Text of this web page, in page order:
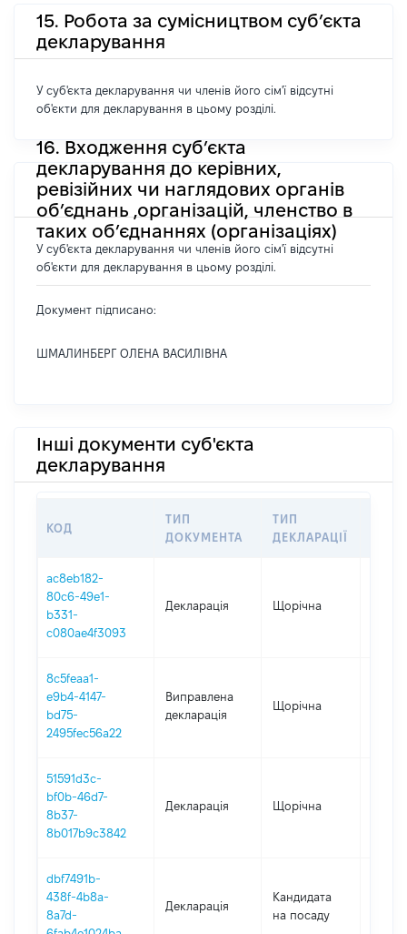
15. Робота за сумісництвом суб’єкта
декларування
У суб'єкта декларування чи членів його сім'ї відсутні
об'єкти для декларування в цьому розділі.
16. Входження суб’єкта
декларування до керівних,
ревізійних чи наглядових органів
об’єднань ,організацій, членство в
таких об’єднаннях (організаціях)
У суб'єкта декларування чи членів його сім'ї відсутні
об'єкти для декларування в цьому розділі.
Документ підписано:
ШМАЛИНБЕРГ ОЛЕНА ВАСИЛІВНА
Інші документи суб'єкта
декларування
КОД
ТИП
ДОКУМЕНТА
ТИП
ДЕКЛАРАЦІЇ
ac8eb182-
80c6-49e1-
b331-
c080ae4f3093
Декларація Щорічна
8c5feaa1-
e9b4-4147-
bd75-
2495fec56a22
Виправлена
декларація
Щорічна
51591d3c-
bf0b-46d7-
8b37-
8b017b9c3842
Декларація Щорічна
dbf7491b-
438f-4b8a-
8a7d-
Декларація
Кандидата
на посаду